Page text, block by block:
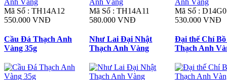
Mã Số : TH14A12
550.000 VNĐ
Mã Số : TH14A11
580.000 VNĐ
Mã Số :
530.000 VNĐ
Cầu Đá Thạch Anh
Vàng 35g
Như Lai Đại Nhật
Thạch Anh Vàng
Đại thế Chí
Thạch Anh